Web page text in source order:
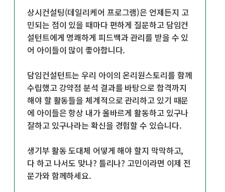
상시컨설팅(데일리케어 프로그램)은 언제든지 고
민되는 점이 있을 때마다 편하게 질문하고 담임컨
설턴트에게 명쾌하게 피드백과 관리를 받을 수 있
어 아이들이 많이 좋아합니다.
담임컨설턴트는 우리 아이의 온리원스토리를 함께
수립했고 강약점 분석 결과를 바탕으로 합격까지
해야 할 활동들을 체계적으로 관리하고 있기 때문
에 아이들은 항상 내가 올바르게 활동하고 있구나
잘하고 있구나라는 확신을 경험할 수 있습니다.
생기부 활동 도대체 어떻게 해야 할지 막막하고,
다 하고 나서도 맞나? 틀리나? 고민이라면 이제 전
문가와 함께하세요.